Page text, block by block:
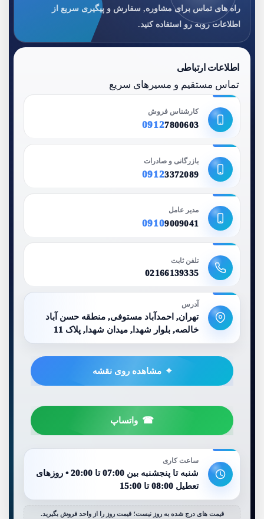
راه های تماس برای مشاوره, سفارش و پیگیری سریع از
اطلاعات روبه رو استفاده کنید.
اطلاعات ارتباطی
تماس مستقیم و مسیرهای سریع
کارشناس فروش
09127800603
بازرگانی و صادرات
09123372089
مدیر عامل
09109009041
تلفن ثابت
02166139335
آدرس
تهران, احمدآباد مستوفی, منطقه حسن آباد
خالصه, بلوار شهدا, میدان شهدا, پلاک 11
مشاهده روی نقشه
واتساپ
ساعت کاری
شنبه تا پنجشنبه بین 07:00 تا 20:00 • روزهای
تعطیل 08:00 تا 15:00
قیمت های درج شده به روز نیست؛ قیمت روز را از واحد فروش بگیرید.